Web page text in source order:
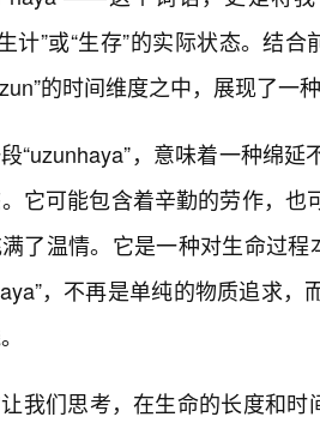
计”或“生存”的实际状态。结
的时间维度之中，展现了一
“uzunhaya”，意味着一种绵
它可能包含着辛勤的劳作，
了温情。它是一种对生命过
，不再是单纯的物质追求
我们思考，在生命的长度和时